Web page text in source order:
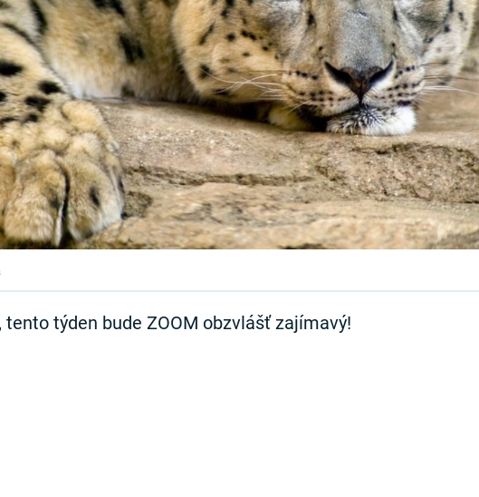
tento týden bude ZOOM obzvlášť zajímavý!